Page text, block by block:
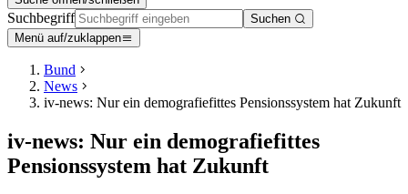
Suchbegriff
Suchen
Menü auf/zuklappen
Bund
News
iv-news: Nur ein demografiefittes Pensionssystem hat Zukunft
iv-news: Nur ein demografiefittes
Pensionssystem hat Zukunft